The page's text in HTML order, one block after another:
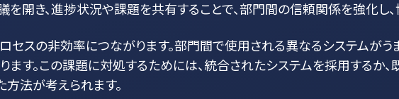
を開き、進捗状況や課題を共有することで、部門間の信頼関係を強化し、
セスの非効率につながります。部門間で使用される異なるシステムがう
す。この課題に対処するためには、統合されたシステムを採用するか
法が考えられます。